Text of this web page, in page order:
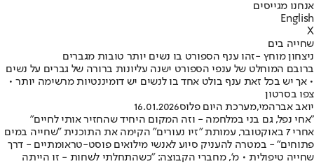
אנחנו מגייסים
English
X
שחייה בים
ניצחון מוחץ -זהו ענף הספורט בו נשים יותר טובות מגברים
ברובם המוחלט של ענפי הספורט ישנה עליונות ברורה של גברים על נשים
• אך יש בכל זאת ענף בולט אחד בו לנשים יש דומיננטיות מרשימה יותר •
צפו בסרטון
יואב אברהמי,מערכת היום פלוס16.01.2026
"אחי נפל, גם בני במלחמה - וזה המקום היחיד שהחזיר אותי לחיים"
אחרי 7 באוקטובר, עמותת "זיו נעורים" הקימה את התוכנית "שחייה במים
פתוחים" - במטרה להעניק סיוע לאנשי מילואים פוסט-טראומתיים - דרך
שחייה טיפולית • מ', מחברי הקבוצה: "כשהתחלתי לשחות - זו הייתה